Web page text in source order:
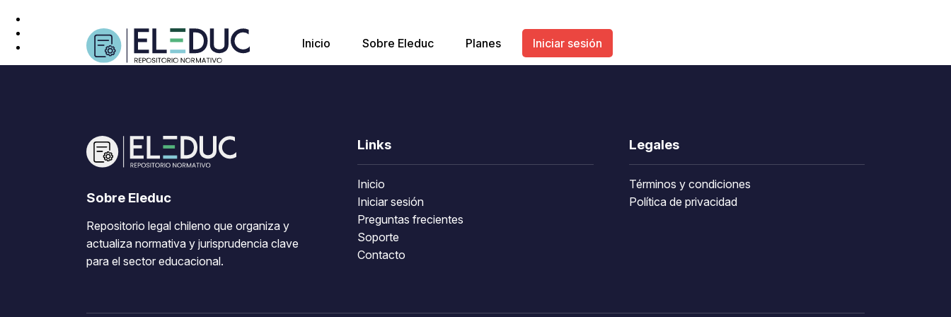
Inicio Sobre Eleduc Planes Iniciar sesión
Sobre Eleduc
Repositorio legal chileno que organiza y
actualiza normativa y jurisprudencia clave
para el sector educacional.
Links
Inicio
Iniciar sesión
Preguntas frecientes
Soporte
Contacto
Legales
Términos y condiciones
Política de privacidad